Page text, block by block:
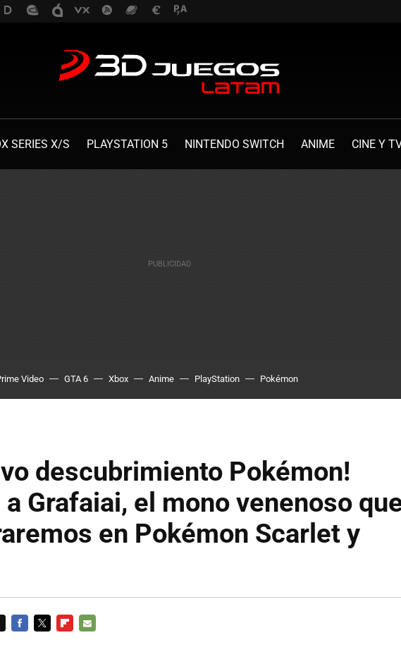
SERIES X/S PLAYSTATION 5 NINTENDO SWITCH ANIME CINE Y
Video GTA 6 Xbox Anime PlayStation Pokémon
descubrimiento Pokémon!
a Grafaiai, el mono venenoso
en Pokémon Scarlet y